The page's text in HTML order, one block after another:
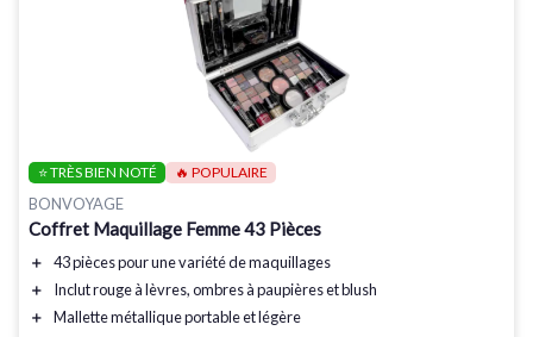
⭐ TRÈS BIEN NOTÉ 🔥 POPULAIRE
BONVOYAGE
Coffret Maquillage Femme 43 Pièces
＋ 43 piècespour une variété de maquillages
＋
Inclut rouge à lèvres, ombres à paupières et blush
＋
Mallette métallique portable et légère